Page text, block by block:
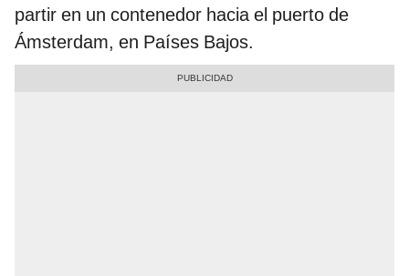
partir en un contenedor hacia el puerto de
Ámsterdam, en Países Bajos.